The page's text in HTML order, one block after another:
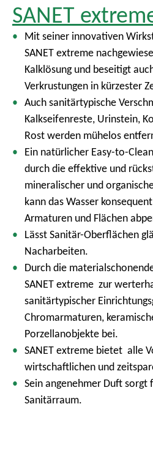
SANET
Mit seiner innovativen
SANET extreme
Kalklösung und beseitigt
Verkrustungen in kürzester
Auch sanitärtypische
Kalkseifenreste, Urinstein,
Rost werden mühelos
Ein natürlicher Easy-to-
durch die effektive und
mineralischer und
kann das Wasser
Armaturen und Flächen
Lässt Sanitär-Oberflächen
Nacharbeiten.
Durch die
SANET extreme zur
sanitärtypischer
Chromarmaturen,
Porzellanobjekte bei.
SANET extreme bietet alle
wirtschaftlichen und
Sein angenehmer Duft sorgt
Sanitärraum.